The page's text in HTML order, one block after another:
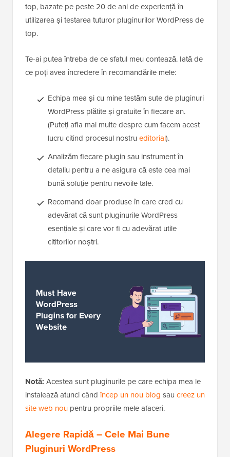
top, bazate pe peste 20 de ani de experiență în
utilizarea și testarea tuturor pluginurilor WordPress de
top.
Te-ai putea întreba de ce sfatul meu contează. Iată de
ce poți avea încredere în recomandările mele:
Echipa mea și cu mine testăm sute de pluginuri
WordPress plătite și gratuite în fiecare an.
(Puteți afla mai multe despre cum facem acest
lucru citind procesul nostru editorial).
Analizăm fiecare plugin sau instrument în
detaliu pentru a ne asigura că este cea mai
bună soluție pentru nevoile tale.
Recomand doar produse în care cred cu
adevărat că sunt pluginurile WordPress
esențiale și care vor fi cu adevărat utile
cititorilor noștri.
Notă: Acestea sunt pluginurile pe care echipa mea le
instalează atunci când încep un nou blog sau creez un
site web nou pentru propriile mele afaceri.
Alegere Rapidă – Cele Mai Bune
Pluginuri WordPress